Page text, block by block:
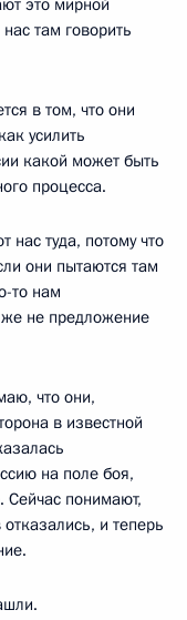
это мирной
там говорить
в том, что они
усилить
какой может быть
процесса.
туда, потому что
они пытаются там
то нам
же не предложение
что они,
в известной
на поле боя,
Сейчас понимают,
и теперь